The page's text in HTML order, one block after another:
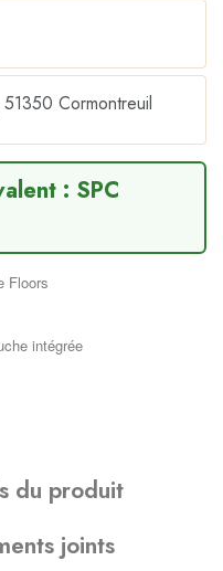
Cormontreuil
: SPC
Floors
intégrée
du produit
joints